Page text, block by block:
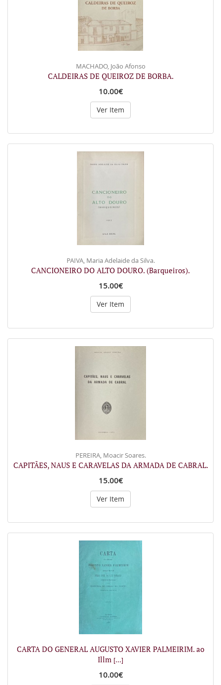
MACHADO, João Afonso
CALDEIRAS DE QUEIROZ DE BORBA.
10.00€
Ver Item
PAIVA, Maria Adelaide da Silva.
CANCIONEIRO DO ALTO DOURO. (Barqueiros).
15.00€
Ver Item
PEREIRA, Moacir Soares.
CAPITÃES, NAUS E CARAVELAS DA ARMADA DE CABRAL.
15.00€
Ver Item
CARTA DO GENERAL AUGUSTO XAVIER PALMEIRIM. ao
Illm [...]
10.00€